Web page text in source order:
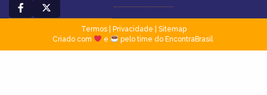
Termos| Privacidade
Sitemap
Criado com
e pelo time do EncontraBrasil